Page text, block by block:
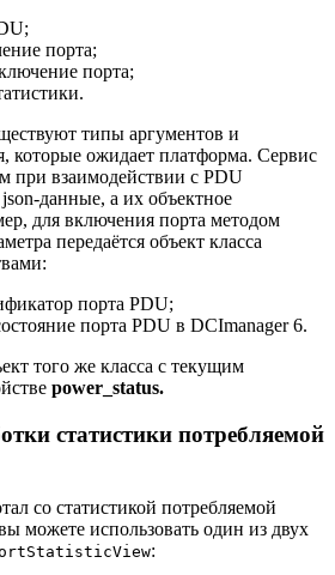
порта;
порта;
типы аргументов и
которые ожидает платформа. Сервис
при взаимодействии с PDU
данные, а их объектное
для включения порта методом
передаётся объект класса
порта PDU;
порта PDU в DCImanager 6.
того же класса с текущим
power_status.
статистики потребляемой
со статистикой потребляемой
можете использовать один из двух
: